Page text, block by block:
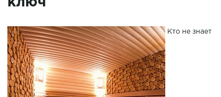
ключ
Кто не знает